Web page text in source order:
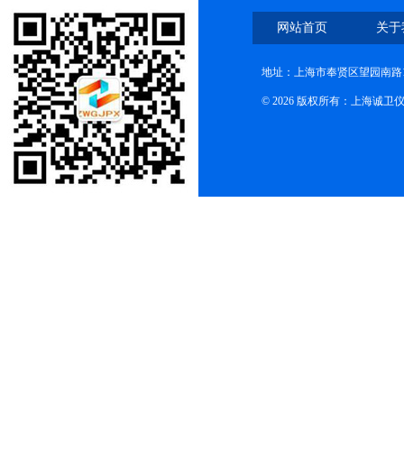
网站首页 关
地址：上海市奉贤区望园南路
© 2026 版权所有：上海诚卫